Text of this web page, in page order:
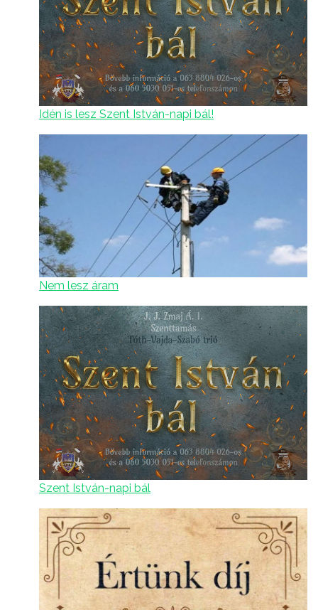
Idén is lesz Szent István-napi bál!
Nem lesz áram
Szent István-napi bál